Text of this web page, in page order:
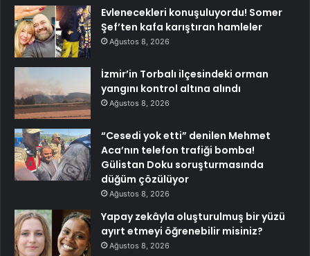
Evlenecekleri konuşuluyordu! Somer
Şef’ten kafa karıştıran hamleler
Ağustos 8, 2026
İzmir’in Torbalı ilçesindeki orman
yangını kontrol altına alındı
Ağustos 8, 2026
“Cesedi yok etti” denilen Mehmet
Aca’nın telefon trafiği bomba!
Gülistan Doku soruşturmasında
düğüm çözülüyor
Ağustos 8, 2026
Yapay zekâyla oluşturulmuş bir yüzü
ayırt etmeyi öğrenebilir misiniz?
Ağustos 8, 2026